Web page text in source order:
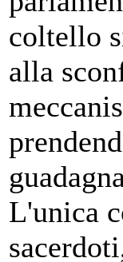
coltello
alla
L'unica